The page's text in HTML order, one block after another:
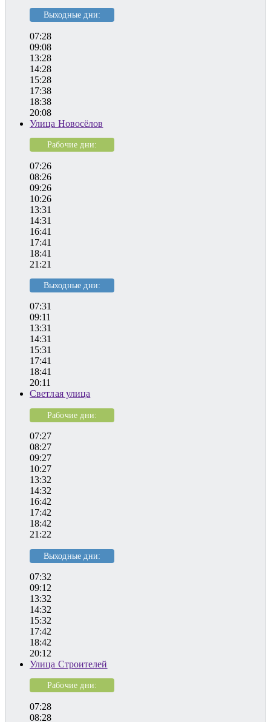
Выходные дни:
07:28
09:08
13:28
14:28
15:28
17:38
18:38
20:08
Улица Новосёлов
Рабочие дни:
07:26
08:26
09:26
10:26
13:31
14:31
16:41
17:41
18:41
21:21
Выходные дни:
07:31
09:11
13:31
14:31
15:31
17:41
18:41
20:11
Светлая улица
Рабочие дни:
07:27
08:27
09:27
10:27
13:32
14:32
16:42
17:42
18:42
21:22
Выходные дни:
07:32
09:12
13:32
14:32
15:32
17:42
18:42
20:12
Улица Строителей
Рабочие дни:
07:28
08:28